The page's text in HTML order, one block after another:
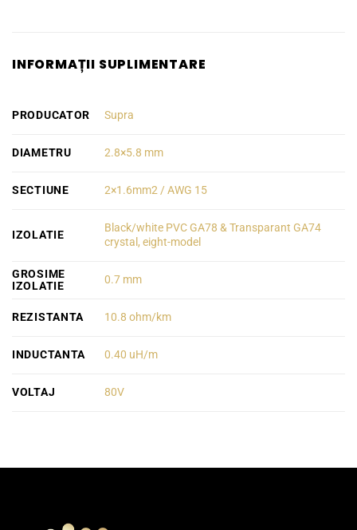
INFORMAȚII SUPLIMENTARE
PRODUCATOR Supra
DIAMETRU 2.8×5.8 mm
SECTIUNE 2×1.6mm2 / AWG 15
IZOLATIE
Black/white PVC GA78 & Transparant GA74
crystal, eight-model
GROSIME
IZOLATIE
0.7 mm
REZISTANTA 10.8 ohm/km
INDUCTANTA 0.40 uH/m
VOLTAJ 80V